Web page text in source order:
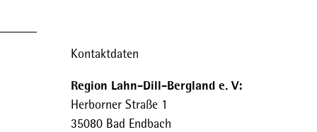
Kontaktdaten
Region Lahn-Dill-Bergland e. V:
Herborner Straße 1
35080 Bad Endbach